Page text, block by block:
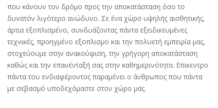
που κάνουν τον δρόμο προς την αποκατάσταση όσο το
δυνατόν λιγότερο ανώδυνο. Σε ένα χώρο υψηλής αισθητικής,
άρτια εξοπλισμένο, συνδυάζοντας πάντα εξειδικευμένες
τεχνικές, προηγμένο εξοπλισμο και την πολυετή εμπειρία μας,
στοχεύουμε στην ανακούφιση, την γρήγορη αποκατάσταση
καθώς και την επανένταξή σας στην καθημερινότητα. Επικεντρο
πάντα του ενδιαφέροντος παραμένει ο άνθρωπος που πάντα
με σεβασμό υποδεχόμαστε στον χώρο μας.